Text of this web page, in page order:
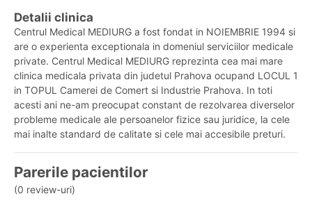
Detalii clinica
Centrul Medical MEDIURG a fost fondat in NOIEMBRIE 1994 si
are o experienta exceptionala in domeniul serviciilor medicale
private. Centrul Medical MEDIURG reprezinta cea mai mare
clinica medicala privata din judetul Prahova ocupand LOCUL 1
in TOPUL Camerei de Comert si Industrie Prahova. In toti
acesti ani ne-am preocupat constant de rezolvarea diverselor
probleme medicale ale persoanelor fizice sau juridice, la cele
mai inalte standard de calitate si cele mai accesibile preturi.
Parerile pacientilor
(0 review-uri)